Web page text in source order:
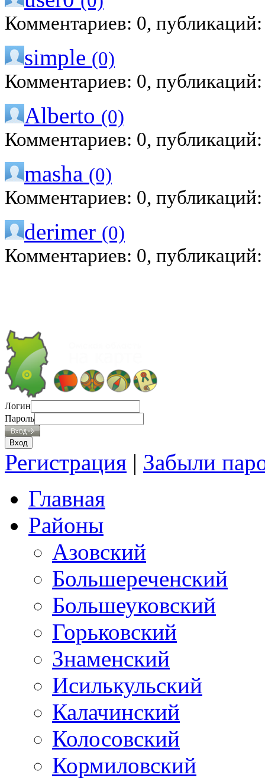
Комментариев: 0,
simple (0)
Комментариев: 0,
Alberto (0)
Комментариев: 0,
masha (0)
Комментариев: 0,
derimer (0)
Комментариев: 0,
Логин
Пароль
Регистрация | Забыли
Главная
Районы
Азовский
Большереченский
Большеуковский
Горьковский
Знаменский
Исилькульский
Калачинский
Колосовский
Кормиловский